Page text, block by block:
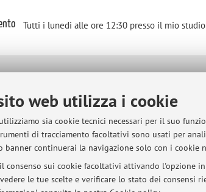
web utilizza i cookie
sia cookie tecnici necessari per il suo
di tracciamento facoltativi sono usati per
banner continuerai la navigazione solo con i cookie
consenso sui cookie facoltativi attivando l'opzione
le tue scelte e verificare lo stato dei consensi
Tutti i lunedi alle ore 12:30 presso il mio